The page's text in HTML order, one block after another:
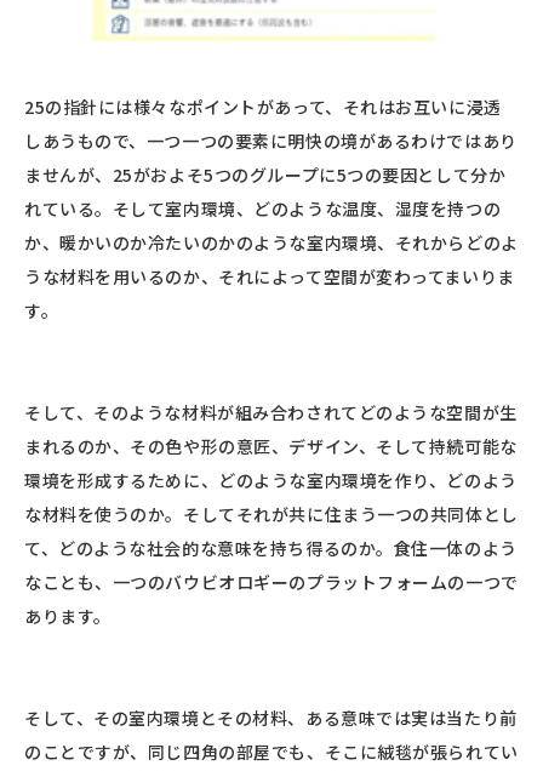
25の指針には様々なポイントがあって、それはお互いに浸透
しあうもので、一つ一つの要素に明快の境があるわけではあり
ませんが、25がおよそ5つのグループに5つの要因として分か
れている。そして室内環境、どのような温度、湿度を持つの
か、暖かいのか冷たいのかのような室内環境、それからどのよ
うな材料を用いるのか、それによって空間が変わってまいりま
す。
そして、そのような材料が組み合わされてどのような空間が生
まれるのか、その色や形の意匠、デザイン、そして持続可能な
環境を形成するために、どのような室内環境を作り、どのよう
な材料を使うのか。そしてそれが共に住まう一つの共同体とし
て、どのような社会的な意味を持ち得るのか。食住一体のよう
なことも、一つのバウビオロギーのプラットフォームの一つで
あります。
そして、その室内環境とその材料、ある意味では実は当たり前
のことですが、同じ四角の部屋でも、そこに絨毯が張られてい